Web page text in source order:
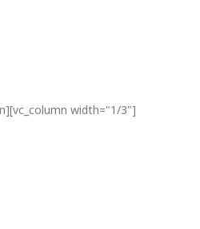
width="1/3"]